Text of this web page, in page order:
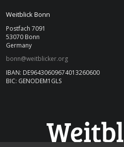
Weitblick Bonn
Postfach 7091
53070 Bonn
Germany
bonn@weitblicker.org
IBAN: DE96430609674013260600
BIC: GENODEM1GLS